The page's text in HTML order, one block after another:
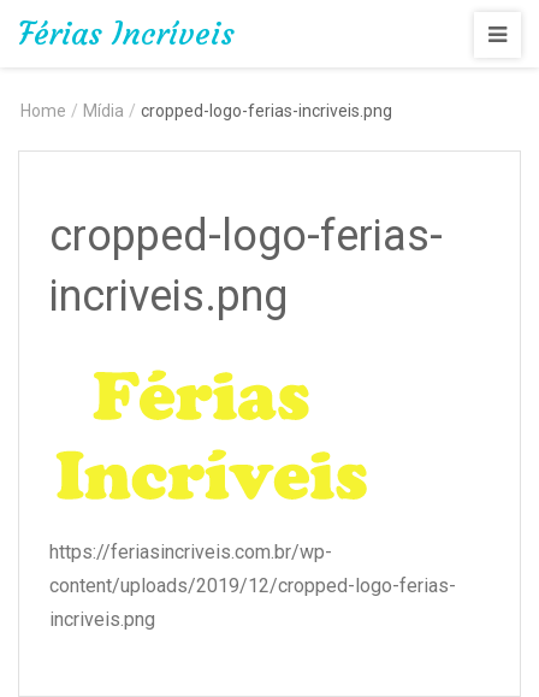
Férias Incríveis
Home / Mídia / cropped-logo-ferias-incriveis.png
cropped-logo-ferias-
incriveis.png
https://feriasincriveis.com.br/wp-
content/uploads/2019/12/cropped-logo-ferias-
incriveis.png